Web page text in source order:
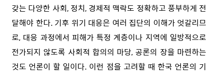
갖는 다양한 사회, 정치, 경제적 맥락도 정확하고 풍부하게 전
달해야 한다. 기후 위기 대응은 여러 집단의 이해가 엇갈리므
로, 대응 과정에서 피해가 특정 계층이나 지역에 일방적으로
전가되지 않도록 사회적 합의의 마당, 공론의 장을 마련하는
것도 언론이 할 일이다. 이런 점을 고려할 때 한국 언론의 기